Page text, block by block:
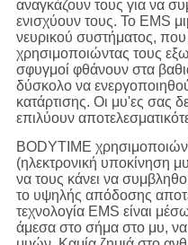
αναγκάζουν τους για να
ενισχύουν τους. Το EMS
νευρικού συστήματος, που
χρησιμοποιώντας τους
σφυγμοί φθάνουν στα
δύσκολο να
κατάρτισης. Οι μυ'ες σας
επιλύουν
BODYTIME
(ηλεκτρονική υποκίνηση
να τους κάνει να
το υψηλής απόδοσης
τεχνολογία EMS είναι
άμεσα στο σήμα στο μυ,